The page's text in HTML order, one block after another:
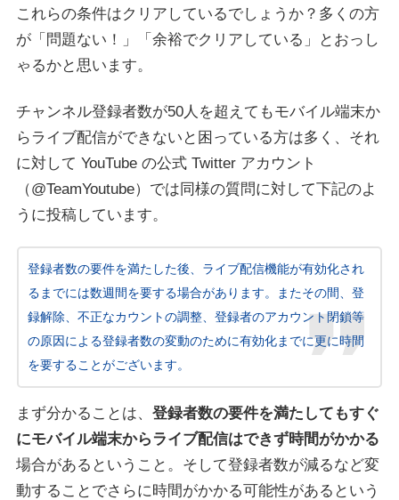
これらの条件はクリアしているでしょうか？多くの方
が「問題ない！」「余裕でクリアしている」とおっし
ゃるかと思います。
チャンネル登録者数が50人を超えてもモバイル端末か
らライブ配信ができないと困っている方は多く、それ
に対して YouTube の公式 Twitter アカウント
（@TeamYoutube）では同様の質問に対して下記のよ
うに投稿しています。
登録者数の要件を満たした後、ライブ配信機能が有効化され
るまでには数週間を要する場合があります。またその間、登
録解除、不正なカウントの調整、登録者のアカウント閉鎖等
の原因による登録者数の変動のために有効化までに更に時間
を要することがございます。
まず分かることは、 登録者数の要件を満たしてもすぐ
にモバイル端末からライブ配信はできず時間がかかる
場合があるということ。そして登録者数が減るなど変
動することでさらに時間がかかる可能性があるという